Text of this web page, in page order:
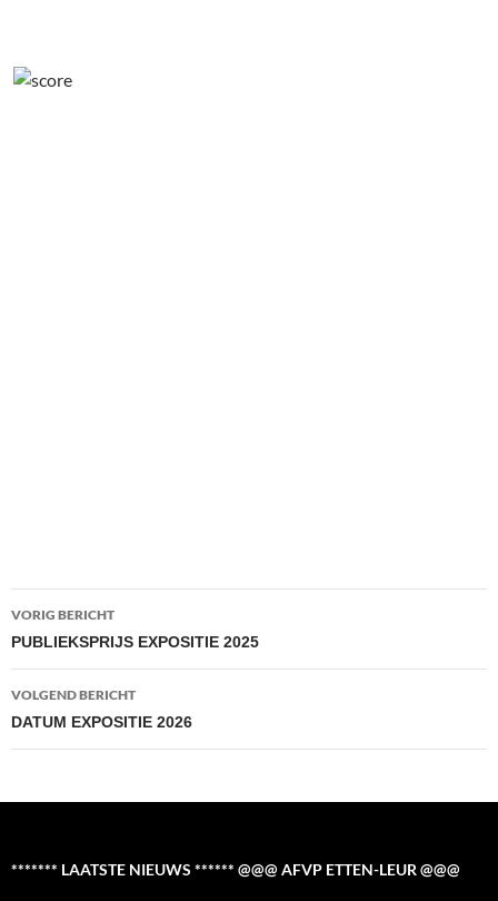
Bericht
navigatie
VORIG BERICHT
PUBLIEKSPRIJS EXPOSITIE 2025
VOLGEND BERICHT
DATUM EXPOSITIE 2026
******* LAATSTE NIEUWS ****** @@@ AFVP ETTEN-LEUR @@@